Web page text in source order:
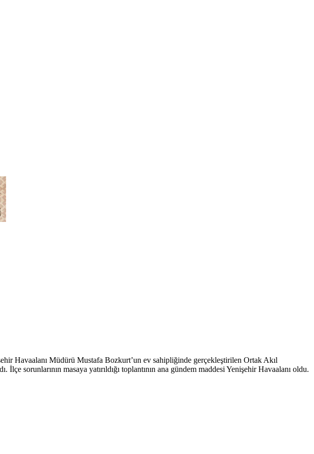
Havaalanı Müdürü Mustafa Bozkurt’un ev sahipliğinde gerçekleştirilen Ortak Akıl
sorunlarının masaya yatırıldığı toplantının ana gündem maddesi Yenişehir Havaalanı oldu.